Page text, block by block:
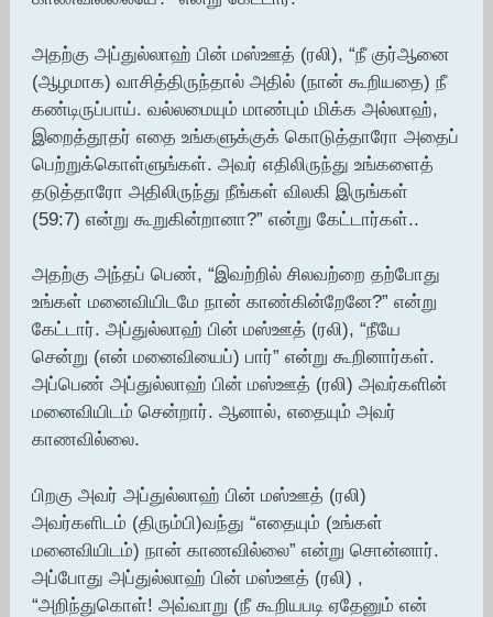
அதற்கு அப்துல்லாஹ் பின் மஸ்ஊத் (ரலி), “நீ குர்ஆனை
(ஆழமாக) வாசித்திருந்தால் அதில் (நான் கூறியதை) நீ
கண்டிருப்பாய். வல்லமையும் மாண்பும் மிக்க அல்லாஹ்,
இறைத்தூதர் எதை உங்களுக்குக் கொடுத்தாரோ அதைப்
பெற்றுக்கொள்ளுங்கள். அவர் எதிலிருந்து உங்களைத்
தடுத்தாரோ அதிலிருந்து நீங்கள் விலகி இருங்கள்
(59:7) என்று கூறுகின்றானா?” என்று கேட்டார்கள்..
அதற்கு அந்தப் பெண், “இவற்றில் சிலவற்றை தற்போது
உங்கள் மனைவியிடமே நான் காண்கின்றேனே?” என்று
கேட்டார். அப்துல்லாஹ் பின் மஸ்ஊத் (ரலி), “நீயே
சென்று (என் மனைவியைப்) பார்” என்று கூறினார்கள்.
அப்பெண் அப்துல்லாஹ் பின் மஸ்ஊத் (ரலி) அவர்களின்
மனைவியிடம் சென்றார். ஆனால், எதையும் அவர்
காணவில்லை.
பிறகு அவர் அப்துல்லாஹ் பின் மஸ்ஊத் (ரலி)
அவர்களிடம் (திரும்பி)வந்து “எதையும் (உங்கள்
மனைவியிடம்) நான் காணவில்லை” என்று சொன்னார்.
அப்போது அப்துல்லாஹ் பின் மஸ்ஊத் (ரலி) ,
“அறிந்துகொள்! அவ்வாறு (நீ கூறியபடி ஏதேனும் என்